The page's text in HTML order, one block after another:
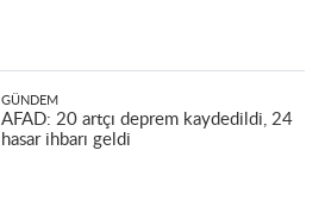
GÜNDEM
AFAD: 20 artçı deprem kaydedildi, 24
hasar ihbarı geldi